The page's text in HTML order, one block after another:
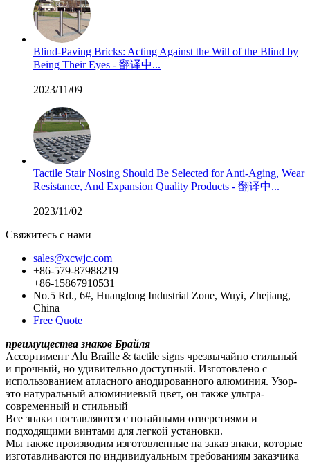
Blind-Paving Bricks: Acting Against the Will of the Blind by
Being Their Eyes - 翻译中...
2023/11/09
Tactile Stair Nosing Should Be Selected for Anti-Aging, Wear
Resistance, And Expansion Quality Products - 翻译中...
2023/11/02
Свяжитесь с нами
sales@xcwjc.com
+86-579-87988219
+86-15867910531
No.5 Rd., 6#, Huanglong Industrial Zone, Wuyi, Zhejiang,
China
Free Quote
преимущества знаков Брайля
Ассортимент Alu Braille & tactile signs чрезвычайно стильный
и прочный, но удивительно доступный. Изготовлено с
использованием атласного анодированного алюминия. Узор-
это натуральный алюминиевый цвет, он также ультра-
современный и стильный
Все знаки поставляются с потайными отверстиями и
подходящими винтами для легкой установки.
Мы также производим изготовленные на заказ знаки, которые
изготавливаются по индивидуальным требованиям заказчика